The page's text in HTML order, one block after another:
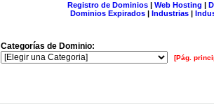
Registro de Dominios| Web Hosting |
Dominios Expirados | Industrias |
Categorías de Dominio:
[Pág.